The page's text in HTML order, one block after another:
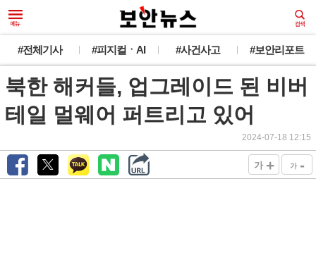
#전체기사 #피지컬ㆍAI #사건사고 #보안리포트
북한 해커들, 업그레이드 된 비버
테일 멀웨어 퍼트리고 있어
2024-07-18 12:15
가 + 가 -